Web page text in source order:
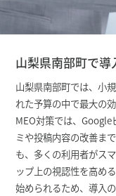
山梨県南部町で
山梨県南部町では、小
れた予算の中で最大の
MEO対策では、
ミや投稿内容の改善ま
も、多くの利用者がス
ップ上の視認性を高め
始められるため、導入